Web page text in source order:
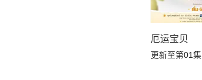
厄运宝贝
更新至第01集